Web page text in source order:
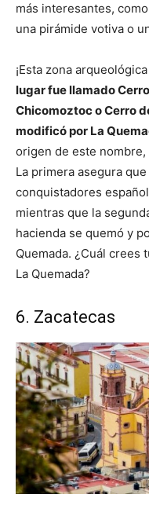
más interesantes,
una pirámide votiva o
¡Esta zona
lugar fue llamado
Chicomoztoc o Cerro
modificó por La
origen de este
La primera asegura
conquistadores
mientras que la
hacienda se quemó y
Quemada. ¿Cuál crees
La Quemada?
6. Zacatecas